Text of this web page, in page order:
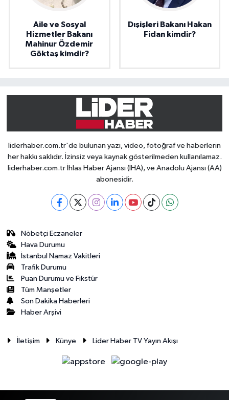
Aile ve Sosyal
Hizmetler Bakanı
Mahinur Özdemir
Göktaş kimdir?
Dışişleri Bakanı Hakan
Fidan kimdir?
liderhaber.com.tr'de bulunan yazı, video, fotoğraf ve haberlerin
her hakkı saklıdır. İzinsiz veya kaynak gösterilmeden kullanılamaz.
liderhaber.com.tr İhlas Haber Ajansı (İHA), ve Anadolu Ajansı (AA)
abonesidir.
Nöbetçi Eczaneler
Hava Durumu
İstanbul Namaz Vakitleri
Trafik Durumu
Puan Durumu ve Fikstür
Tüm Manşetler
Son Dakika Haberleri
Haber Arşivi
İletişim Künye Lider Haber TV Yayın Akışı